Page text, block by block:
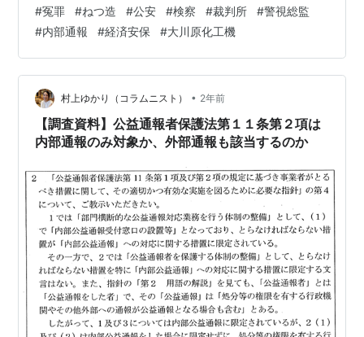
よる勾留請求および公訴提起（起訴）が国賠法１条１項
（※）の適用上違法であると東京高裁に認定され、再度冤
罪を起こさないために大川原化工機冤罪事件の検証を行
うはずでした。〔※国賠法１条１項 国又は公共団体の公
権力の行使に当る公務員が、その職務を行うについて、
故意又は過失によつて違法に他人に損害を加え…
#冤罪 #ねつ造 #公安 #検察 #裁判所 #警視総監
#内部通報 #経済安保 #大川原化工機
村上ゆかり（コラムニスト） • 2年前
【調査資料】公益通報者保護法第１１条第２項は
内部通報のみ対象か、外部通報も該当するのか